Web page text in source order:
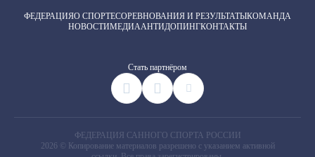
ФЕДЕРАЦИЯО СПОРТЕСОРЕВНОВАНИЯ И РЕЗУЛЬТАТЫКОМАНДА
НОВОСТИМЕДИААНТИДОПИНГКОНТАКТЫ
Cтать партнёром
ФЕДЕРАЦИЯ САННОГО СПОРТА РОССИИ
2026 © Копирование материалов разрешено с указанием активной